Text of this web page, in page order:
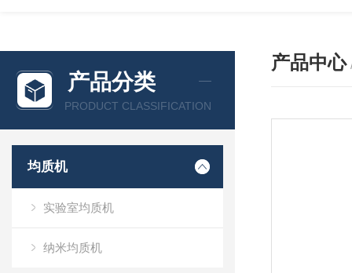
产品分类
PRODUCT CLASSIFICATION
均质机
实验室均质机
纳米均质机
产品中心